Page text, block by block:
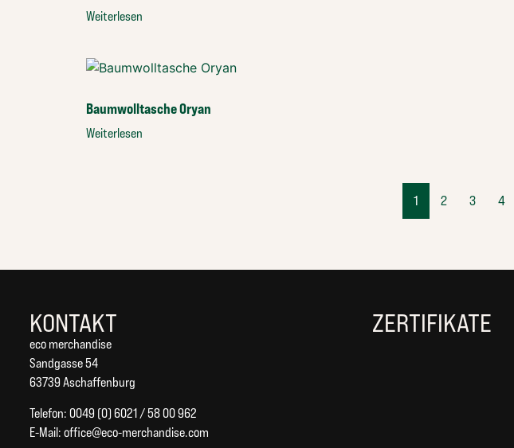
Weiterlesen
Baumwolltasche Oryan
Weiterlesen
1 2 3 4
KONTAKT
eco merchandise
Sandgasse 54
63739 Aschaffenburg
Telefon: 0049 (0) 6021 / 58 00 962
E-Mail: office@eco-merchandise.com
ZERTIFIKATE